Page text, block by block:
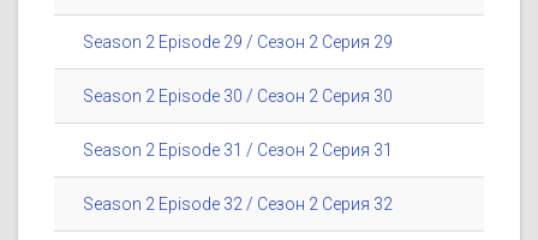
Season 2 Episode 29 / Сезон 2 Серия 29
Season 2 Episode 30 / Сезон 2 Серия 30
Season 2 Episode 31 / Сезон 2 Серия 31
Season 2 Episode 32 / Сезон 2 Серия 32